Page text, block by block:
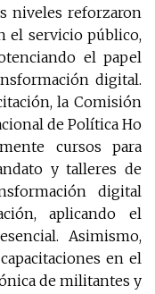
niveles reforzaron
el servicio público,
el papel
digital.
la Comisión
de Política Ho
cursos para
y talleres de
digital
aplicando el
Asimismo,
en el
de militantes y